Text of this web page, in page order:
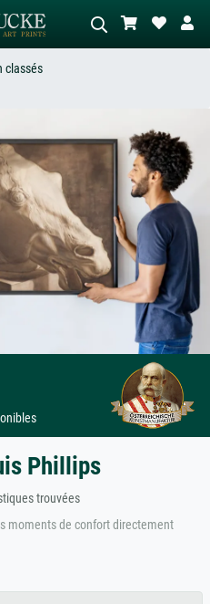
Décrivez la scène – ex. prairie verte,
abstrait avec beaucoup de rouge,
tableau sombre, nu debout près d'un
arbre.
classés
Phillips
trouvées
moments de confort directement